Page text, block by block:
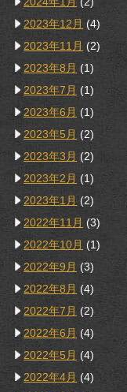
2023年12月 (4)
2023年11月 (2)
2023年8月 (1)
2023年7月 (1)
2023年6月 (1)
2023年5月 (2)
2023年3月 (2)
2023年2月 (1)
2023年1月 (2)
2022年11月 (3)
2022年10月 (1)
2022年9月 (3)
2022年8月 (4)
2022年7月 (2)
2022年6月 (4)
2022年5月 (4)
2022年4月 (4)